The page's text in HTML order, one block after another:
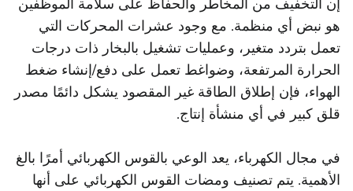
هو نبض أي منظمة. مع وجود عشرات المحركات التي
تعمل بتردد متغير، وعمليات تشغيل بالبخار ذات درجات
الحرارة المرتفعة، وضواغط تعمل على دفع/إنشاء ضغط
الهواء، فإن إطلاق الطاقة غير المقصود يشكل دائمًا مصدر
قلق كبير في أي منشأة إنتاج.
في مجال الكهرباء، يعد الوعي بالقوس الكهربائي أمرًا بالغ
الأهمية. يتم تصنيف ومضات القوس الكهربائي على أنها